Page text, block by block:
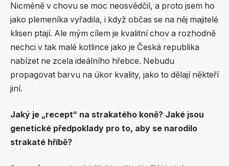
Nicméně v chovu se moc neosvědčil, a proto jsem ho
jako plemeníka vyřadila, i když občas se na něj majitelé
klisen ptají. Ale mým cílem je kvalitní chov a rozhodně
nechci v tak malé kotlince jako je Česká republika
nabízet ne zcela ideálního hřebce. Nebudu
propagovat barvu na úkor kvality, jako to dělají někteří
jiní.
Jaký je „recept“ na strakatého koně? Jaké jsou
genetické předpoklady pro to, aby se narodilo
strakaté hříbě?